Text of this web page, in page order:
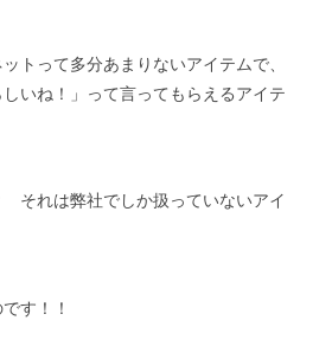
トって多分あまりないアイテムで、
しいね！」って言ってもらえるアイテ
それは弊社でしか扱っていないアイ
す！！